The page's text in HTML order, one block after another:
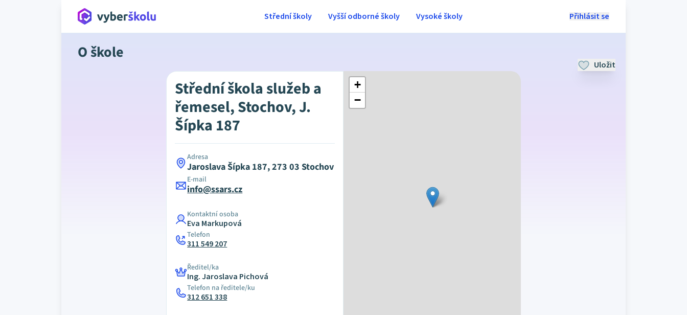
Přihlásit se
Střední školy Vyšší odborné školy Vysoké školy
O škole
Uložit
Střední škola služeb a
řemesel, Stochov, J.
Šípka 187
Adresa
Jaroslava Šípka 187, 273 03 Stochov
E-mail
info@ssars.cz
Kontaktní osoba
Eva Markupová
Telefon
311 549 207
Ředitel/ka
Ing. Jaroslava Pichová
Telefon na ředitele/ku
312 651 338
+
−